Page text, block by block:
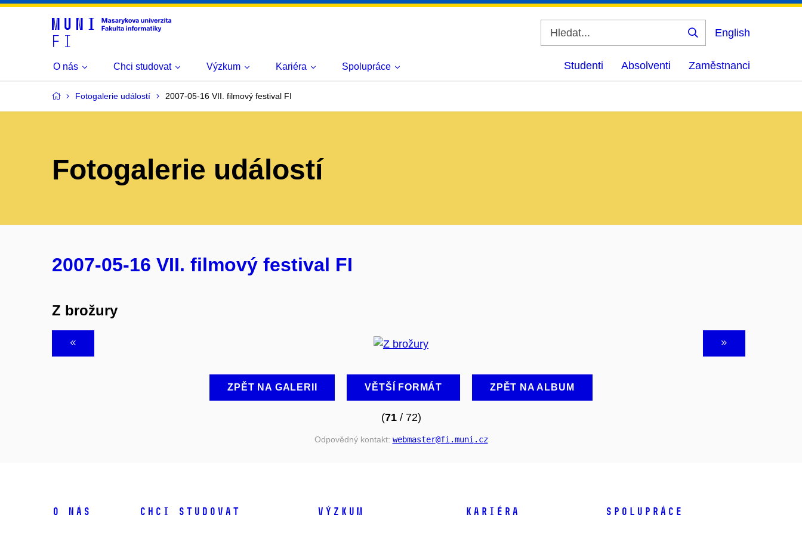
Vyhledat
English
O nás Chci studovat Výzkum Kariéra Spolupráce Studenti Absolventi Zaměstnanci
Fotogalerie událostí 2007-05-16 VII. filmový festival FI
Fotogalerie událostí
2007-05-16 VII. filmový festival FI
Z brožury
ZPĚT NA GALERII VĚTŠÍ FORMÁT ZPĚT NA ALBUM
(71/ 72)
Odpovědný kontakt: webmaster@fi .muni .cz
O NÁS CHCI STUDOVAT VÝZKUM KARIÉRA SPOLUPRÁCE